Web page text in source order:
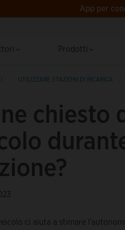
App per
Prodotti
UTILIZZARE STAZIONI DI RICARICA
chiesto
ci aiuta a stimare